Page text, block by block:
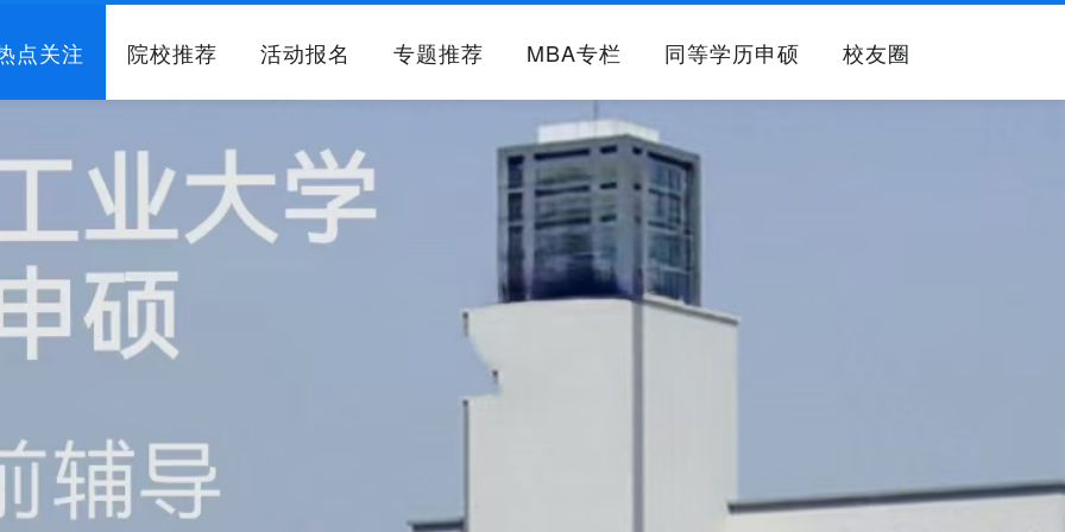
点关注 院校推荐 活动报名 专题推荐 MBA专栏 同等学历申硕 校友圈